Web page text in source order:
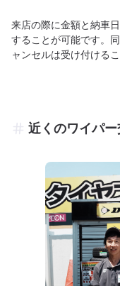
来店の際に金額と納車
することが可能です。
ャンセルは受け付ける
近くのワイパ